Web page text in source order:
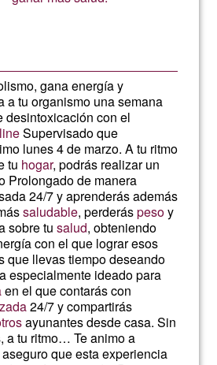
gana energía y
a tu organismo una semana
desintoxicación con el
Supervisado que
lunes 4 de marzo. A tu ritmo
tu hogar, podrás realizar un
Prolongado de manera
24/7 y aprenderás además
saludable, perderáspesoy
sobre tusalud, obteniendo
con el que lograr esos
que llevas tiempo deseando
especialmente ideado para
en el que contarás con
24/7 y compartirás
ayunantes desde casa. Sin
a tu ritmo… Te animo a
que esta experiencia